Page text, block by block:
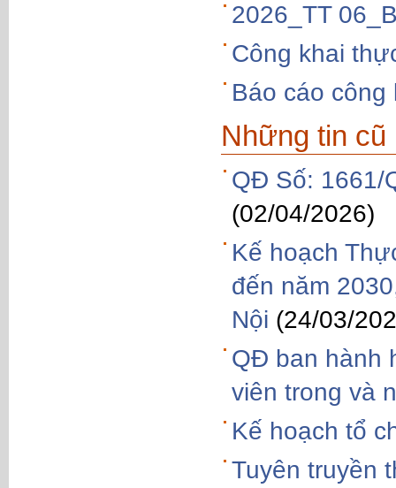
2026_TT
Công khai
Báo cáo công
Những tin cũ
QĐ Số: 1661/
(02/04/2026)
Kế hoạch
đến năm
Nội (24/03/
QĐ ban hành
viên trong và
Kế hoạch tổ
Tuyên truyền